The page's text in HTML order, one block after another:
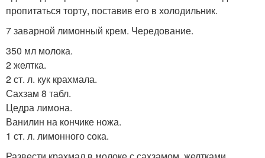
пропитаться торту, поставив его в холодильник.
7 заварной лимонный крем. Чередование.
350 мл молока.
2 желтка.
2 ст. л. кук крахмала.
Сахзам 8 табл.
Цедра лимона.
Ванилин на кончике ножа.
1 ст. л. лимонного сока.